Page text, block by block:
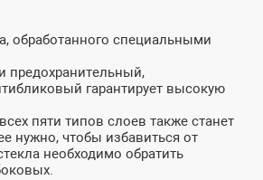
обработанного специальными
предохранительный,
гарантирует высокую
пяти типов слоев также станет
нужно, чтобы избавиться от
необходимо обратить